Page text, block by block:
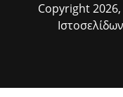
Copyright 2026,
Ιστοσελίδων